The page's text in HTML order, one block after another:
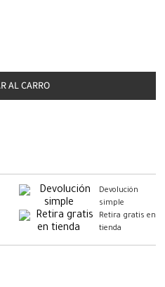
AL CARRO
Devolución
simple
Retira gratis en
tienda